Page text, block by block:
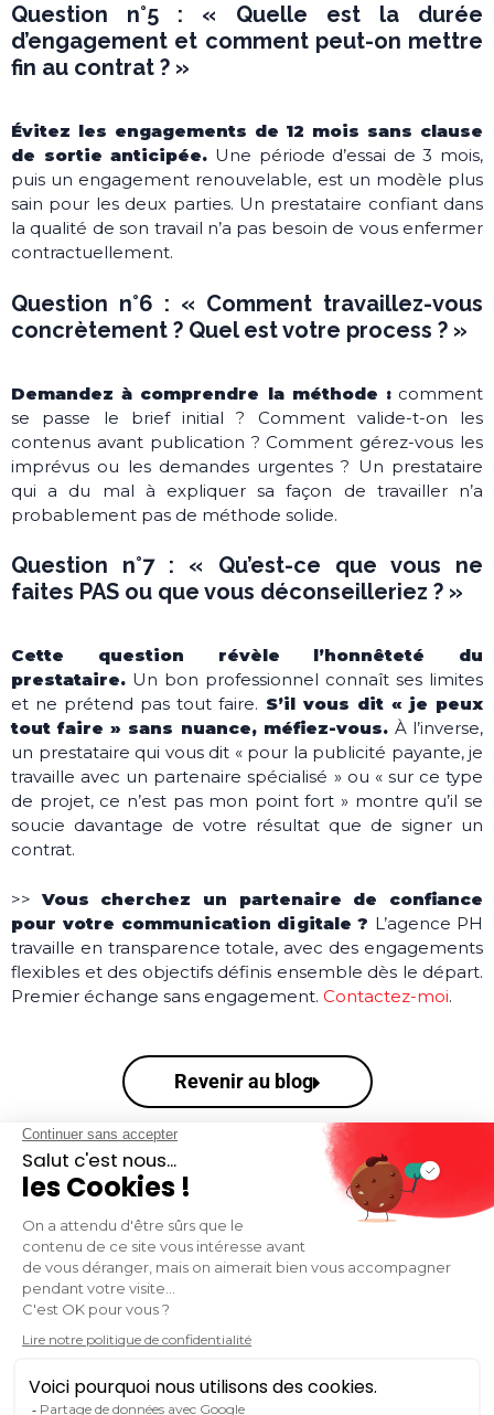
Question n°5 : « Quelle est la durée
d’engagement et comment peut-on mettre
fin au contrat ? »
Évitez les engagements de 12 mois sans clause
de sortie anticipée. Une période d’essai de 3 mois,
puis un engagement renouvelable, est un modèle plus
sain pour les deux parties. Un prestataire confiant dans
la qualité de son travail n’a pas besoin de vous enfermer
contractuellement.
Question n°6 : « Comment travaillez-vous
concrètement ? Quel est votre process ? »
Demandez à comprendre la méthode :comment
se passe le brief initial ? Comment valide-t-on les
contenus avant publication ? Comment gérez-vous les
imprévus ou les demandes urgentes ? Un prestataire
qui a du mal à expliquer sa façon de travailler n’a
probablement pas de méthode solide.
Question n°7 : « Qu’est-ce que vous ne
faites PAS ou que vous déconseilleriez ? »
Cette question révèle l’honnêteté du
prestataire. Un bon professionnel connaît ses limites
et ne prétend pas tout faire. S’il vous dit « je peux
tout faire » sans nuance, méfiez-vous. À l’inverse,
un prestataire qui vous dit « pour la publicité payante, je
travaille avec un partenaire spécialisé » ou « sur ce type
de projet, ce n’est pas mon point fort » montre qu’il se
soucie davantage de votre résultat que de signer un
contrat.
>> Vous cherchez un partenaire de confiance
pour votre communication digitale ? L’agence PH
travaille en transparence totale, avec des engagements
flexibles et des objectifs définis ensemble dès le départ.
Premier échange sans engagement. Contactez-moi.
Revenir au blog
VOUS SOUHAITEZ RESTER INFORMÉ.E DE
L'ACTUALITÉ DU MARKETING ET DE LA
COMMUNICATION DIGITALE ?
S'inscrire à la newsletter